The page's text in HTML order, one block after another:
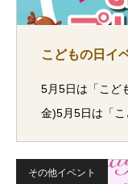
こどもの日イ
5月5日は「こど
金)5月5日は「
その他イベント